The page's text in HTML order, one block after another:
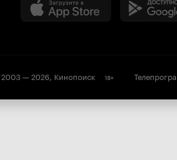
— 2026, Кинопоиск 18+